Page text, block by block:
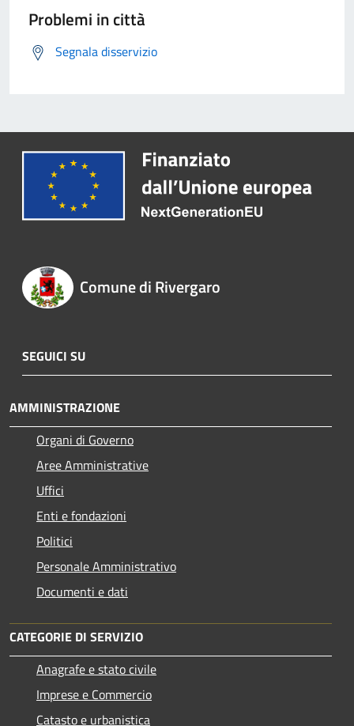
Problemi in città
Segnala disservizio
Comune di Rivergaro
SEGUICI SU
AMMINISTRAZIONE
Organi di Governo
Aree Amministrative
Uffici
Enti e fondazioni
Politici
Personale Amministrativo
Documenti e dati
CATEGORIE DI SERVIZIO
Anagrafe e stato civile
Imprese e Commercio
Catasto e urbanistica